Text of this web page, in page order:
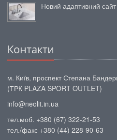
Новий адаптивний сайт
Контакти
м. Київ, проспект Степана
(ТРК PLAZA SPORT OUTLET)
info@neolit.in.ua
тел.моб. +380 (67) 322-21-53
тел./факс +380 (44) 228-90-63